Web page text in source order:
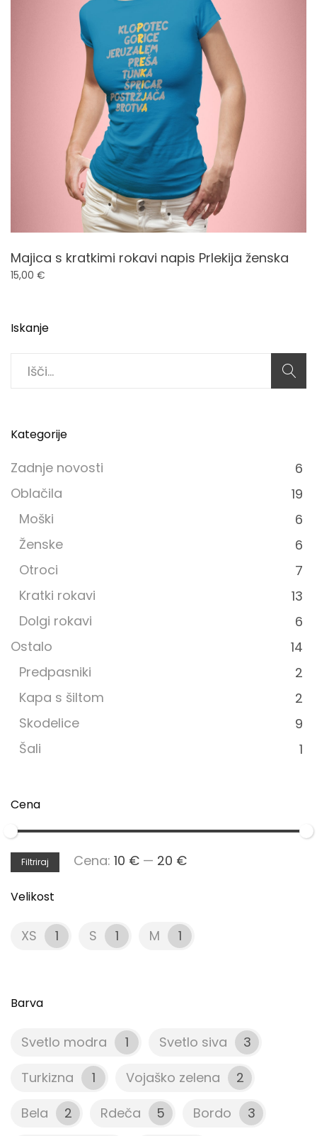
Majica s kratkimi rokavi napis Prlekija ženska
15,00 €
Iskanje
Search
for:
Kategorije
Zadnje novosti
6
Oblačila
19
Moški
6
Ženske
6
Otroci
7
Kratki rokavi
13
Dolgi rokavi
6
Ostalo
14
Predpasniki
2
Kapa s šiltom
2
Skodelice
9
Šali
1
Cena
Min
Max
Filtriraj Cena: 10 € — 20 €
Velikost
XS 1 S 1 M 1
Barva
Svetlo modra 1 Svetlo siva
3
Turkizna
1 Vojaško zelena
2
Bela
2 Rdeča 5 Bordo
3